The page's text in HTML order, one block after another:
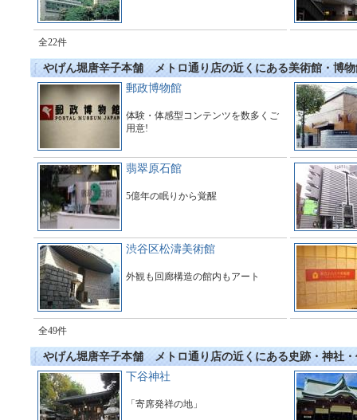
全22件
やげん堀唐辛子本舗 メトロ通り店の近くにある美術館・博物
郵政博物館
体験・体感型コンテンツを数多くご
用意!
翡翠原石館
5億年の眠りから覚醒
渋谷区松濤美術館
外観も回廊構造の館内もアート
全49件
やげん堀唐辛子本舗 メトロ通り店の近くにある史跡・神社・
下谷神社
「寄席発祥の地」